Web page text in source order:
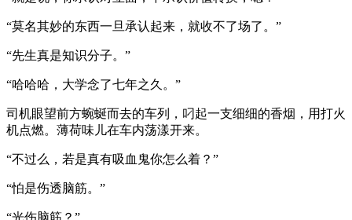
“莫名其妙的东西一旦承认起来，就收不了场了。”
“先生真是知识分子。”
“哈哈哈，大学念了七年之久。”
司机眼望前方蜿蜒而去的车列，叼起一支细细的香烟，用打火
机点燃。薄荷味儿在车内荡漾开来。
“不过么，若是真有吸血鬼你怎么着？”
“怕是伤透脑筋。”
“光伤脑筋？”